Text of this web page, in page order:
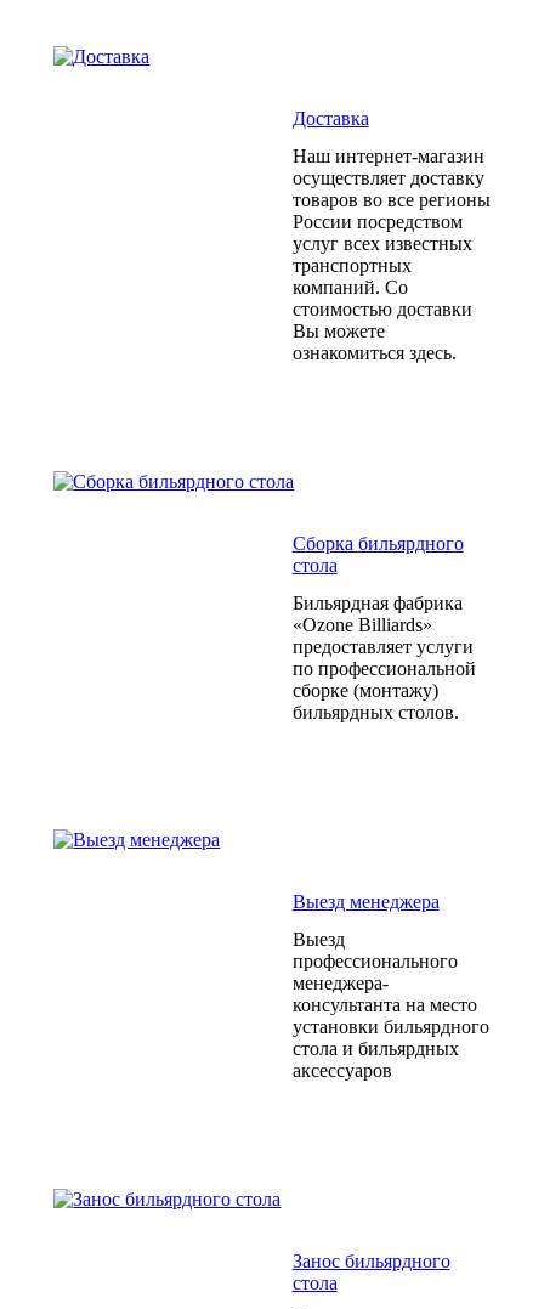
Доставка
Наш интернет-магазин
осуществляет доставку
товаров во все регионы
России посредством
услуг всех известных
транспортных
компаний. Со
стоимостью доставки
Вы можете
ознакомиться здесь.
Сборка бильярдного
стола
Бильярдная фабрика
«Ozone Billiards»
предоставляет услуги
по профессиональной
сборке (монтажу)
бильярдных столов.
Выезд менеджера
Выезд
профессионального
менеджера-
консультанта на место
установки бильярдного
стола и бильярдных
аксессуаров
Занос бильярдного
стола